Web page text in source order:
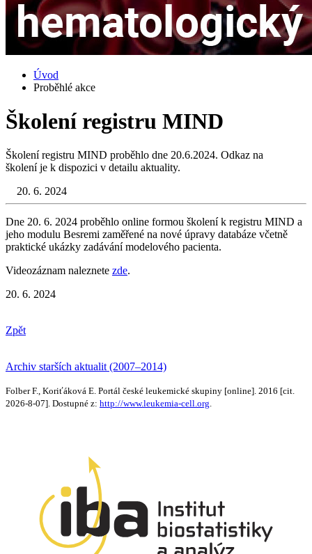
Úvod
Proběhlé akce
Školení registru MIND
Školení registru MIND proběhlo dne 20.6.2024. Odkaz na
školení je k dispozici v detailu aktuality.
20. 6. 2024
Dne 20. 6. 2024 proběhlo online formou školení k registru MIND a
jeho modulu Besremi zaměřené na nové úpravy databáze včetně
praktické ukázky zadávání modelového pacienta.
Videozáznam naleznete zde.
20. 6. 2024
Zpět
Archiv starších aktualit (2007–2014)
Folber F., Koriťáková E. Portál české leukemické skupiny [online]. 2016 [cit.
2026-8-07]. Dostupné z: http://www.leukemia-cell.org.